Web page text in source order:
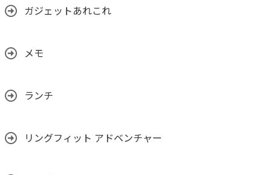
ガジェットあれこれ
メモ
ランチ
リングフィット アドベンチャー